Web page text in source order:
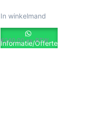
€240.00 ex. BTW
In winkelmand
Informatie/Offerte